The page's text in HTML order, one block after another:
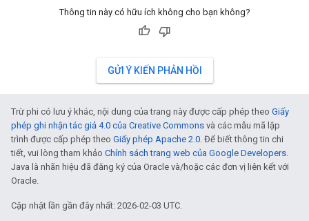
Thông tin này có hữu ích không cho bạn không?
GỬI Ý KIẾN PHẢN HỒI
Trừ phi có lưu ý khác, nội dung của trang này được cấp phép theo Giấy
phép ghi nhận tác giả 4.0 của Creative Commons và các mẫu mã lập
trình được cấp phép theo Giấy phép Apache 2.0 . Để biết thông tin chi
tiết, vui lòng tham khảo Chính sách trang web của Google Developers
Java là nhãn hiệu đã đăng ký của Oracle và/hoặc các đơn vị liên kết với
Oracle.
Cập nhật lần gần đây nhất: 2026-02-03 UTC.